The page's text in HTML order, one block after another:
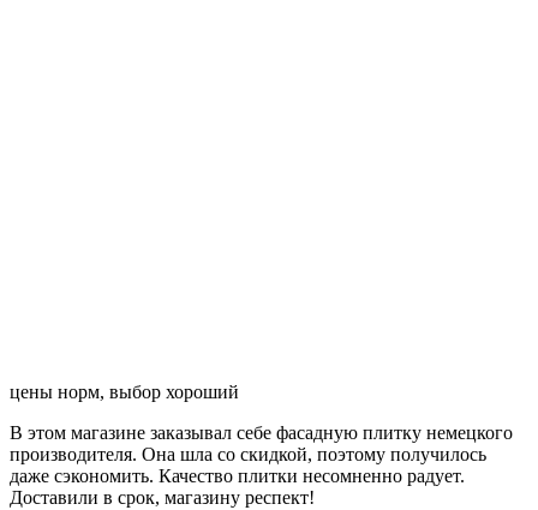
цены норм, выбор хороший
В этом магазине заказывал себе фасадную плитку немецкого
производителя. Она шла со скидкой, поэтому получилось
даже сэкономить. Качество плитки несомненно радует.
Доставили в срок, магазину респект!